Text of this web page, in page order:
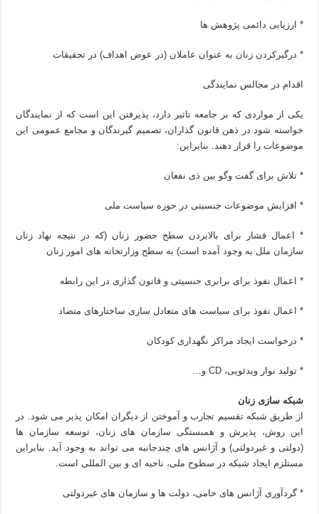
* ارزیابی دائمی پژوهش ها
* درگیرکردن زنان به عنوان عاملان (در عوض اهداف) در تحقیقات
اقدام در مجالس نمایندگی
یکی از مواردی که بر جامعه تاثیر دارد، پذیرفتن این است که از نمایندگان
خواسته شود در ذهن قانون گذاران، تصمیم گیرندگان و مجامع عمومی این
موضوعات را قرار دهند. بنابراین:
* تلاش برای گفت وگو بین ذی نفعان
* افزایش موضوعات جنسیتی در حوزه سیاست ملی
* اعمال فشار برای بالابردن سطح حضور زنان (که در نتیجه نهاد زنان
سازمان ملل به وجود آمده است) به سطح وزارتخانه های امور زنان
* اعمال نفوذ برای برابری جنسیتی و قانون گذاری در این رابطه
* اعمال نفوذ برای سیاست های متعادل سازی ساختارهای متضاد
* درخواست ایجاد مراکز نگهداری کودکان
* تولید نوار ویدئویی، CD و…
شبکه سازی زنان
از طریق شبکه تقسیم تجارب و آموختن از دیگران امکان پذیر می شود. در
این روش، پذیرش و همبستگی سازمان های زنان، توسعه سازمان ها
(دولتی و غیردولتی) و آژانس های چندجانبه می تواند به وجود آید. بنابراین
مستلزم ایجاد شبکه در سطوح ملی، ناحیه ای و بین المللی است.
* گردآوری آژانس های حامی، دولت ها و سازمان های غیردولتی